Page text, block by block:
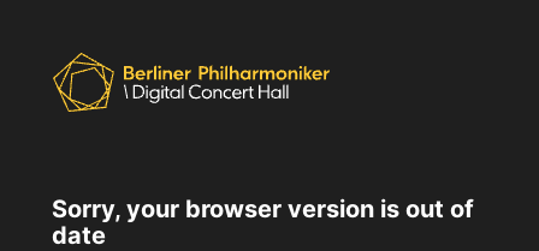
Sorry, your browser version is out of
date